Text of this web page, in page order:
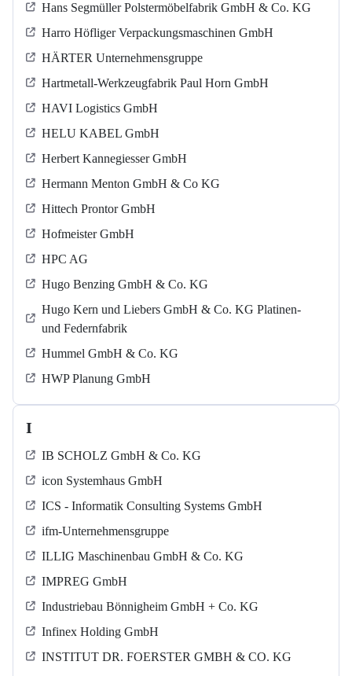
Hans Segmüller Polstermöbelfabrik GmbH & Co. KG
Harro Höfliger Verpackungsmaschinen GmbH
HÄRTER Unternehmensgruppe
Hartmetall-Werkzeugfabrik Paul Horn GmbH
HAVI Logistics GmbH
HELU KABEL GmbH
Herbert Kannegiesser GmbH
Hermann Menton GmbH & Co KG
Hittech Prontor GmbH
Hofmeister GmbH
HPC AG
Hugo Benzing GmbH & Co. KG
Hugo Kern und Liebers GmbH & Co. KG Platinen-
und Federnfabrik
Hummel GmbH & Co. KG
HWP Planung GmbH
I
IB SCHOLZ GmbH & Co. KG
icon Systemhaus GmbH
ICS - Informatik Consulting Systems GmbH
ifm-Unternehmensgruppe
ILLIG Maschinenbau GmbH & Co. KG
IMPREG GmbH
Industriebau Bönnigheim GmbH + Co. KG
Infinex Holding GmbH
INSTITUT DR. FOERSTER GMBH & CO. KG